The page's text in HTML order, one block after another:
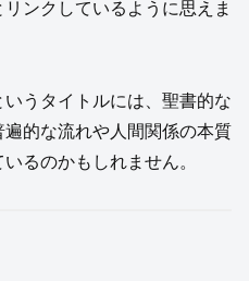
ンクしているように思えま
うタイトルには、聖書的な
的な流れや人間関係の本質
るのかもしれません。